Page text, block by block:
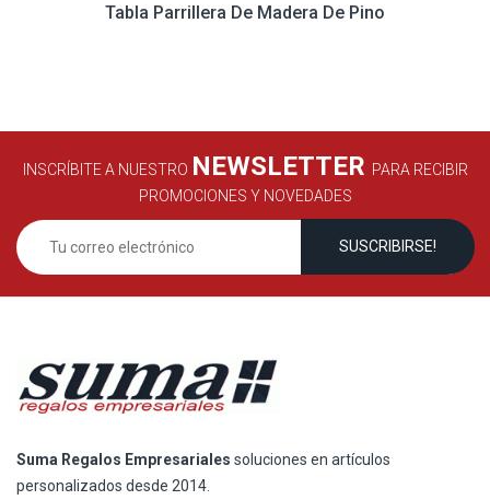
Tabla Parrillera De Madera De Pino
INSCRÍBITE A NUESTRO NEWSLETTER PARA RECIBIR
PROMOCIONES Y NOVEDADES
Suma Regalos Empresariales soluciones en artículos
personalizados desde 2014.